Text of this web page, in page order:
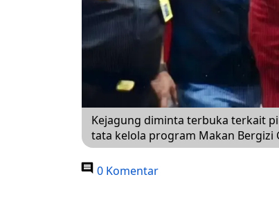
Kejagung diminta terbuka terkait
tata kelola program Makan Bergizi
0 Komentar